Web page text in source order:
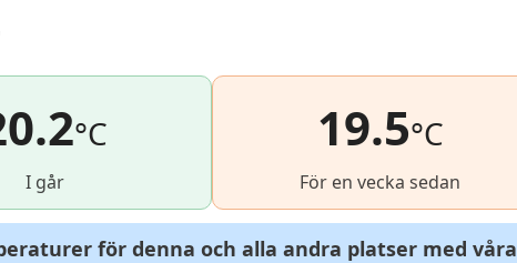
°C
I går
19.5°C
För en vecka sedan
för denna och alla andra platser med våra